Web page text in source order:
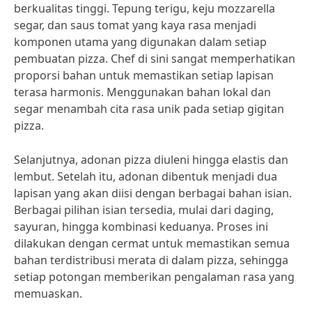
berkualitas tinggi. Tepung terigu, keju mozzarella
segar, dan saus tomat yang kaya rasa menjadi
komponen utama yang digunakan dalam setiap
pembuatan pizza. Chef di sini sangat memperhatikan
proporsi bahan untuk memastikan setiap lapisan
terasa harmonis. Menggunakan bahan lokal dan
segar menambah cita rasa unik pada setiap gigitan
pizza.
Selanjutnya, adonan pizza diuleni hingga elastis dan
lembut. Setelah itu, adonan dibentuk menjadi dua
lapisan yang akan diisi dengan berbagai bahan isian.
Berbagai pilihan isian tersedia, mulai dari daging,
sayuran, hingga kombinasi keduanya. Proses ini
dilakukan dengan cermat untuk memastikan semua
bahan terdistribusi merata di dalam pizza, sehingga
setiap potongan memberikan pengalaman rasa yang
memuaskan.